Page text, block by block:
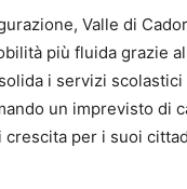
Valle di
più fluida grazie
i servizi
un imprevisto di
crescita per i suoi